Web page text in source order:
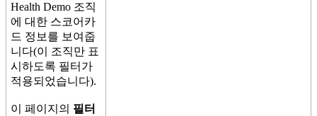
Health Demo 조직
에 대 한 스코어 카
드 정 보 를 보 여 줍
니 다(이 조직만 표
시하도록 필터 가
적용되 었습니 다).
이 페 이 지 의 필 터